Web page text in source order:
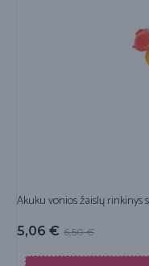
Akuku vonios žaislų rinkinys
6,50€
5,06 €